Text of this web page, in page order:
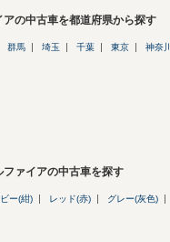
アの中古車を都道府県から探す
群馬 埼玉 千葉 東京 神奈川
ファイアの中古車を探す
ー(紺) レッド(赤) グレー(灰色)